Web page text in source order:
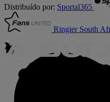
Distribuído por: Sportal365
Ringier South